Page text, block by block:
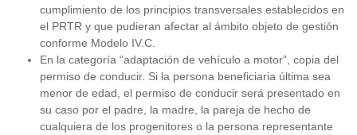
cumplimiento de los principios transversales establecidos en
el PRTR y que pudieran afectar al ámbito objeto de gestión
conforme Modelo IV.C.
En la categoría “adaptación de vehículo a motor”, copia del
permiso de conducir. Si la persona beneficiaria última sea
menor de edad, el permiso de conducir será presentado en
su caso por el padre, la madre, la pareja de hecho de
cualquiera de los progenitores o la persona representante